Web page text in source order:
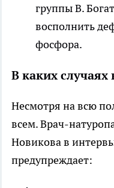
группы B.
восполнить
фосфора.
В каких
Несмотря на всю
всем. Врач-
Новикова в
предупреждает: